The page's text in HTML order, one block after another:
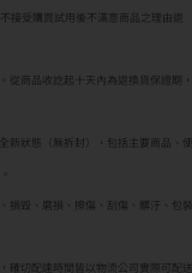
接受購買試用後不滿意商品之理由退
從商品收訖起十天內為退換貨保證期，
新狀態（無拆封），包括主要商品、使
損毀、磨損、擦傷、刮傷、髒汙、包裝
確切配達時間皆以物流公司實際可配送